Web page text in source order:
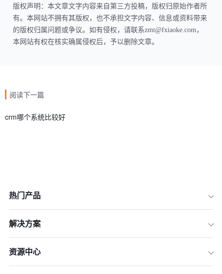
版权声明：本文章文字内容来自第三方投稿，版权归原始作者所
有。本网站不拥有其版权，也不承担文字内容、信息或资料带来
的版权归属问题或争议。如有侵权，请联系zmt@fxiaoke.com，
本网站有权在核实确属侵权后，予以删除文章。
阅读下一篇
crm哪个系统比较好
热门产品
解决方案
资源中心